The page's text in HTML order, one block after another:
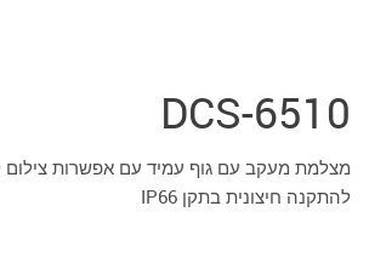
DCS-6510
מצלמת מעקב עם גוף עמיד עם אפשרות צילום
להתקנה חיצונית בתקן IP66